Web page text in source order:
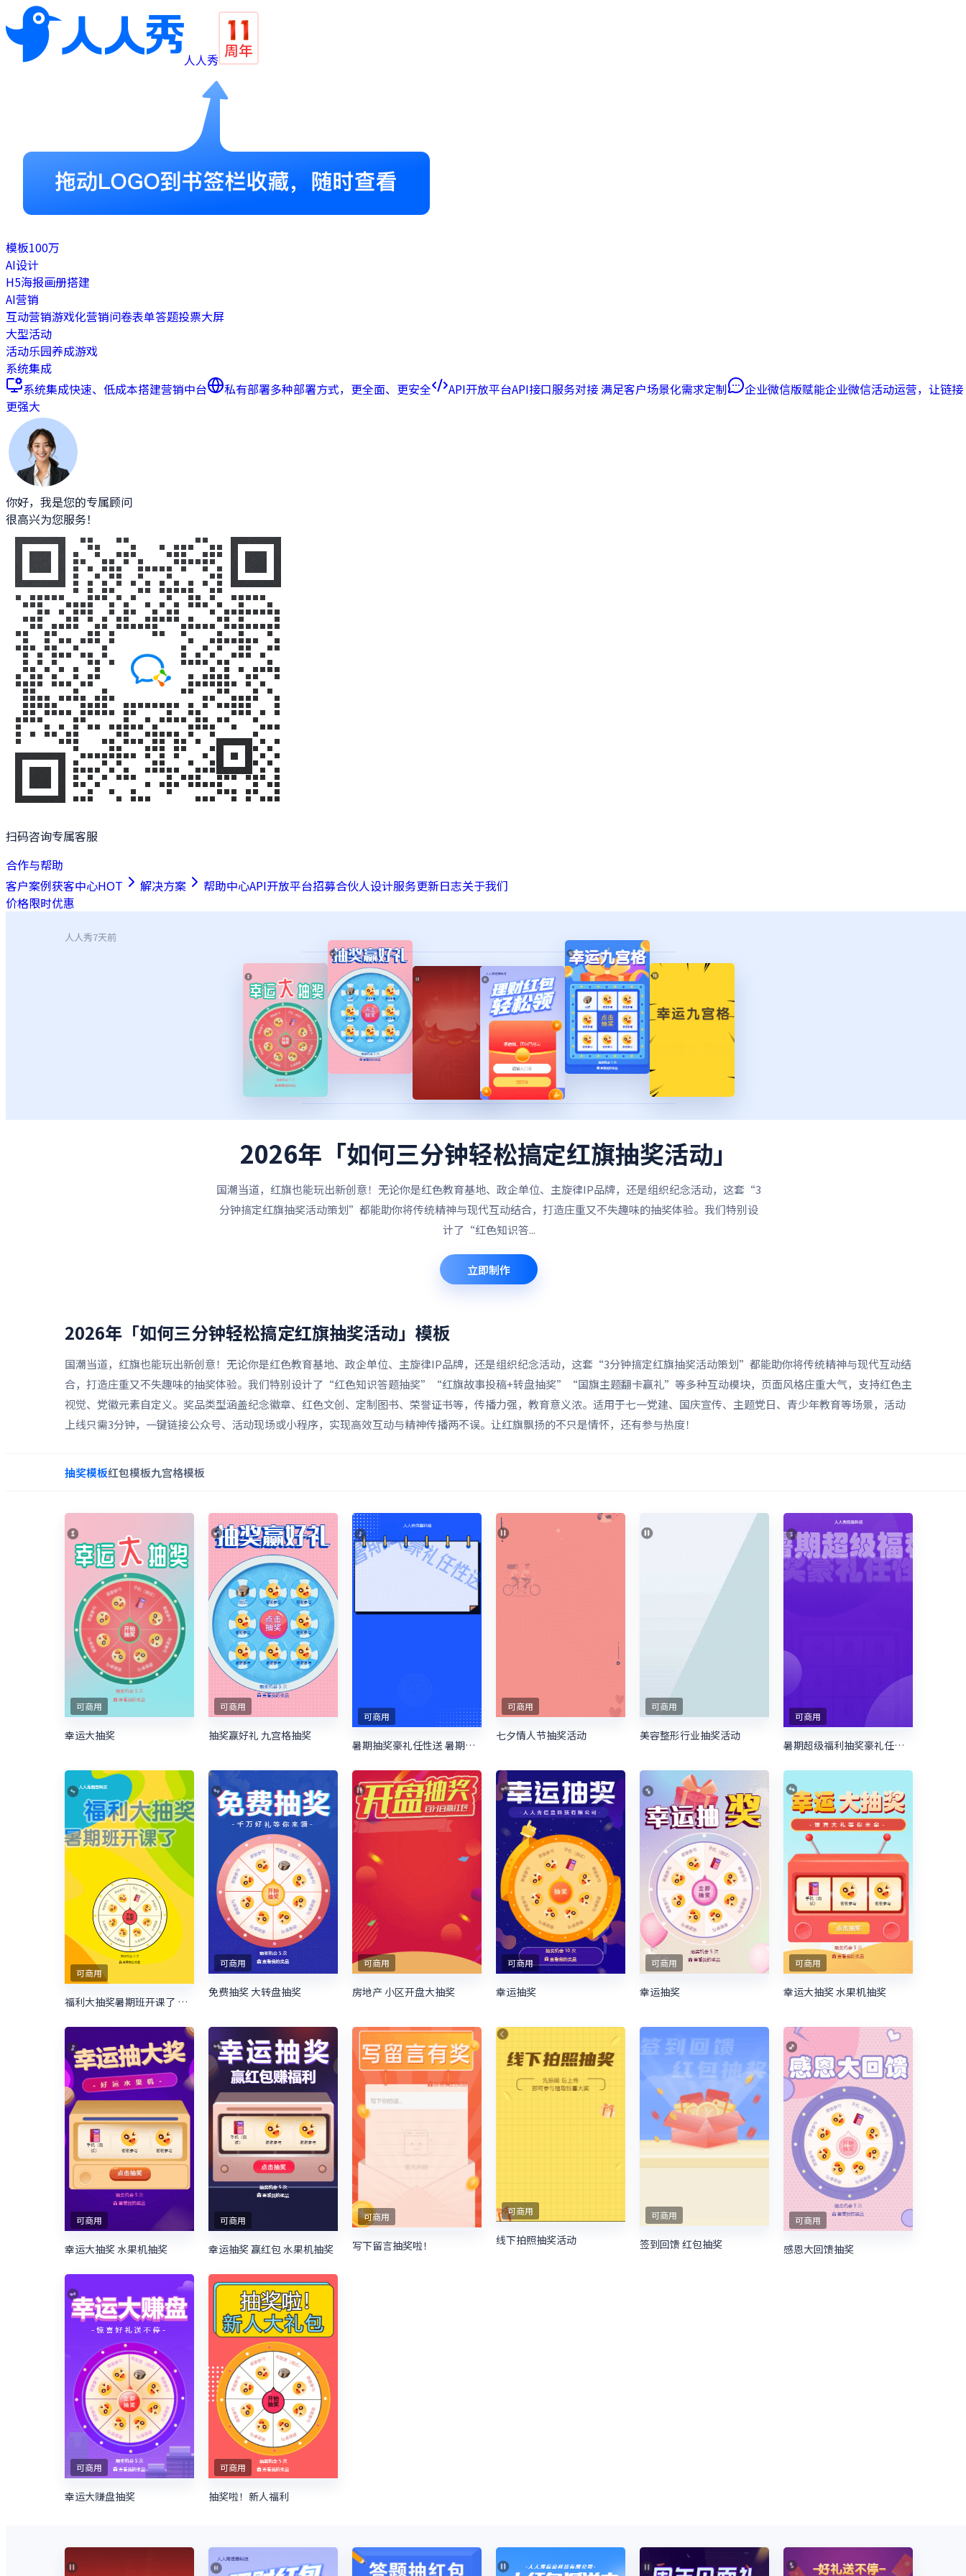
人人秀
模板100万
AI设计
H5海报画册搭建
AI营销
互动营销游戏化营销问卷表单答题投票大屏
大型活动
活动乐园养成游戏
系统集成
系统集成快速、低成本搭建营销中台 私有部署多种部署方式，更全面、更安全 API开放平台API接口服务对接 满足客户场景化需求定制 企业微信版赋能企业微信活动运营，让链接
更强大
你好，我是您的专属顾问
很高兴为您服务！
扫码咨询专属客服
合作与帮助
客户案例获客中心HOT 解决方案 帮助中心API开放平台招募合伙人设计服务更新日志关于我们
价格限时优惠
人人秀7天前
2026年「如何三分钟轻松搞定红旗抽奖活动」
国潮当道，红旗也能玩出新创意！无论你是红色教育基地、政企单位、主旋律IP品牌，还是组织纪念活动，这套“3
分钟搞定红旗抽奖活动策划”都能助你将传统精神与现代互动结合，打造庄重又不失趣味的抽奖体验。我们特别设
计了“红色知识答...
立即制作
2026年「如何三分钟轻松搞定红旗抽奖活动」 模板
国潮当道，红旗也能玩出新创意！无论你是红色教育基地、政企单位、主旋律IP品牌，还是组织纪念活动，这套“3分钟搞定红旗抽奖活动策划”都能助你将传统精神与现代互动结
合，打造庄重又不失趣味的抽奖体验。我们特别设计了“红色知识答题抽奖”“红旗故事投稿+转盘抽奖”“国旗主题翻卡赢礼”等多种互动模块，页面风格庄重大气，支持红色主
视觉、党徽元素自定义。奖品类型涵盖纪念徽章、红色文创、定制图书、荣誉证书等，传播力强，教育意义浓。适用于七一党建、国庆宣传、主题党日、青少年教育等场景，活动
上线只需3分钟，一键链接公众号、活动现场或小程序，实现高效互动与精神传播两不误。让红旗飘扬的不只是情怀，还有参与热度！
抽奖模板红包模板九宫格模板
可商用
幸运大抽奖
可商用
抽奖赢好礼 九宫格抽奖
可商用
暑期抽奖豪礼任性送 暑期培训抽奖活动
可商用
七夕情人节抽奖活动
可商用
美容整形行业抽奖活动
可商用
暑期超级福利抽奖豪礼任性送 暑期培训抽奖活动
可商用
福利大抽奖暑期班开课了 暑期培训抽奖活动
可商用
免费抽奖 大转盘抽奖
可商用
房地产 小区开盘大抽奖
可商用
幸运抽奖
可商用
幸运抽奖
可商用
幸运大抽奖 水果机抽奖
可商用
幸运大抽奖 水果机抽奖
可商用
幸运抽奖 赢红包 水果机抽奖
可商用
写下留言抽奖啦！
可商用
线下拍照抽奖活动
可商用
签到回馈 红包抽奖
可商用
感恩大回馈抽奖
可商用
幸运大赚盘抽奖
可商用
抽奖啦！新人福利